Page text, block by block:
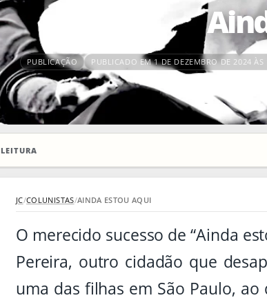
PUBLICAÇÃO PUBLICADO EM 1 DE DEZEMBRO DE 2024
LEITURA
JC/COLUNISTAS/AINDA ESTOU AQUI
O merecido sucesso de “Ainda
Pereira, outro cidadão que
uma das filhas em São Paulo,